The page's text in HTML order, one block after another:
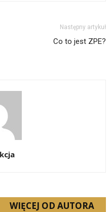
Następny artykuł
Co to jest ZPE?
WIĘCEJ OD AUTORA